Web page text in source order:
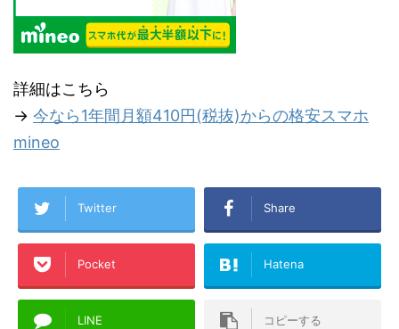
詳細はこちら
→ 今なら1年間月額410円(税抜)からの格安スマホ
mineo
Twitter Share
Pocket Hatena
LINE コピーする